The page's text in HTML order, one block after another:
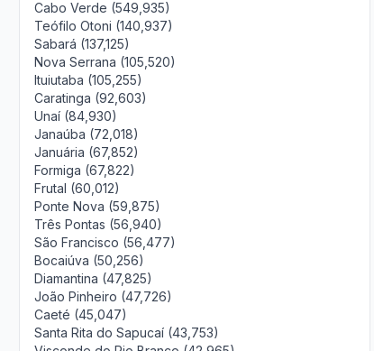
Cabo Verde (549,935)
Teófilo Otoni (140,937)
Sabará (137,125)
Nova Serrana (105,520)
Ituiutaba (105,255)
Caratinga (92,603)
Unaí (84,930)
Janaúba (72,018)
Januária (67,852)
Formiga (67,822)
Frutal (60,012)
Ponte Nova (59,875)
Três Pontas (56,940)
São Francisco (56,477)
Bocaiúva (50,256)
Diamantina (47,825)
João Pinheiro (47,726)
Caeté (45,047)
Santa Rita do Sapucaí (43,753)